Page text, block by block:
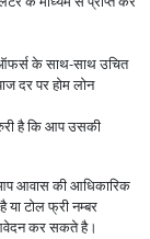
के साथ-साथ उचित
दर पर होम लोन
है कि आप उसकी
आवास की आधिकारिक
टोल फ्री नम्बर
कर सकते है।